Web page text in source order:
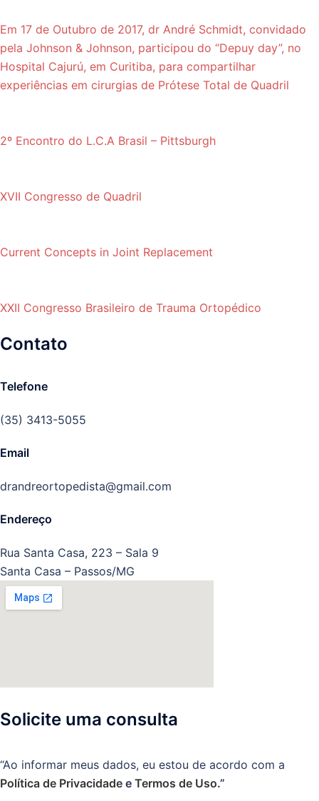
Em 17 de Outubro de 2017, dr André Schmidt, convidado
pela Johnson & Johnson, participou do “Depuy day”, no
Hospital Cajurú, em Curitiba, para compartilhar
experiências em cirurgias de Prótese Total de Quadril
2º Encontro do L.C.A Brasil – Pittsburgh
XVII Congresso de Quadril
Current Concepts in Joint Replacement
XXII Congresso Brasileiro de Trauma Ortopédico
Contato
Telefone
(35) 3413-5055
Email
drandreortopedista@gmail.com
Endereço
Rua Santa Casa, 223 – Sala 9
Santa Casa – Passos/MG
Solicite uma consulta
“Ao informar meus dados, eu estou de acordo com a
Política de Privacidade e Termos de Uso.”